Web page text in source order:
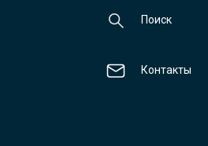
Поиск
Контакты